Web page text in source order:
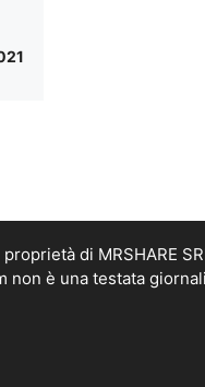
di MRSHARE
non è una testata